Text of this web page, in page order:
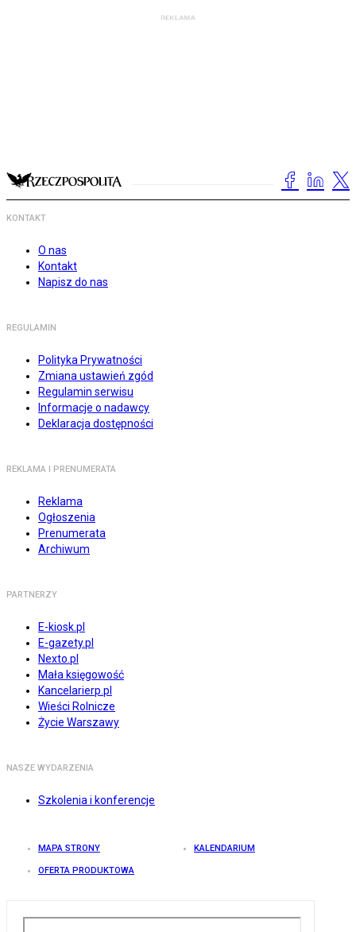
KONTAKT
O nas
Kontakt
Napisz do nas
REGULAMIN
Polityka Prywatności
Zmiana ustawień zgód
Regulamin serwisu
Informacje o nadawcy
Deklaracja dostępności
REKLAMA I PRENUMERATA
Reklama
Ogłoszenia
Prenumerata
Archiwum
PARTNERZY
E-kiosk.pl
E-gazety.pl
Nexto.pl
Mała księgowość
Kancelarierp.pl
Wieści Rolnicze
Życie Warszawy
NASZE WYDARZENIA
Szkolenia i konferencje
MAPA STRONY KALENDARIUM
OFERTA PRODUKTOWA